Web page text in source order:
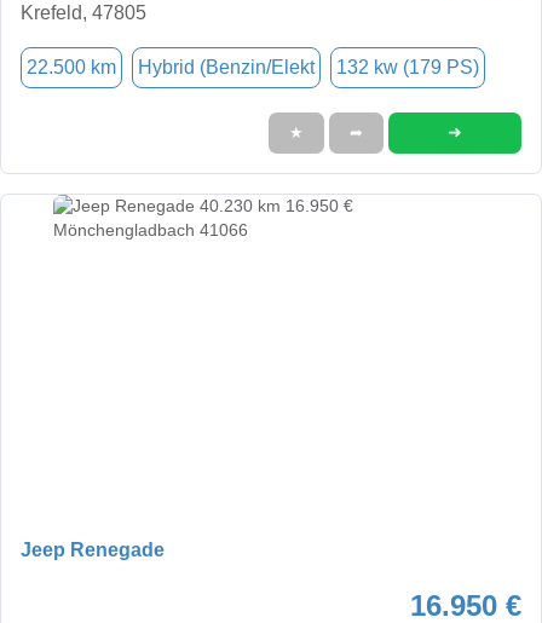
Krefeld, 47805
22.500 km Hybrid (Benzin/Elekt 132 kw (179 PS)
★ ➦ ➜
Jeep Renegade
16.950 €